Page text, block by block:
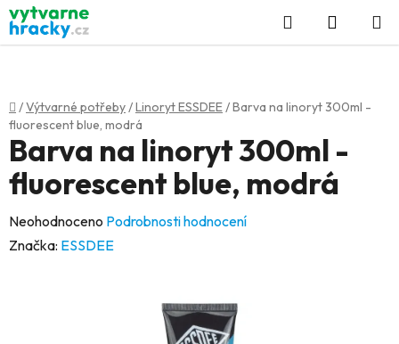
Přejít
na
obsah
Hledat
KOŠÍK
Domů
/Výtvarné potřeby/Linoryt ESSDEE/Barva na linoryt 300ml -
fluorescent blue, modrá
Barva na linoryt 300ml -
fluorescent blue, modrá
Průměrné
hodnocení
Neohodnoceno Podrobnosti hodnocení
Značka: ESSDEE